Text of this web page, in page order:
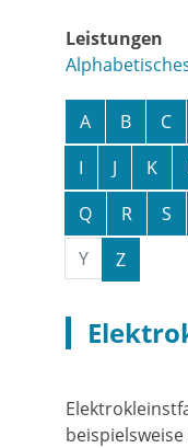
Leistungen
A B C
I
J K
Q
R S
Y
Z